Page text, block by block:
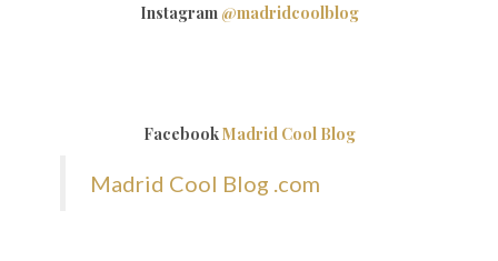
Instagram @madridcoolblog
FacebookMadrid Cool Blog
Madrid Cool Blog .com